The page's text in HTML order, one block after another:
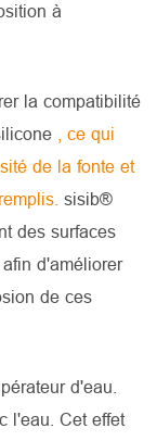
à
la compatibilité
, ce qui
de la fonte et
sisib®
des surfaces
d'améliorer
de ces
d'eau.
l'eau. Cet effet